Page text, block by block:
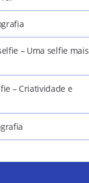
– Uma selfie mais
– Criatividade e